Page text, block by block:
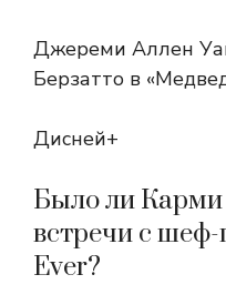
Джереми Аллен
Берзатто в
Дисней+
Было ли Карми
встречи с
Ever?